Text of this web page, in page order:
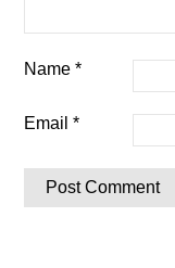
Name*
Email*